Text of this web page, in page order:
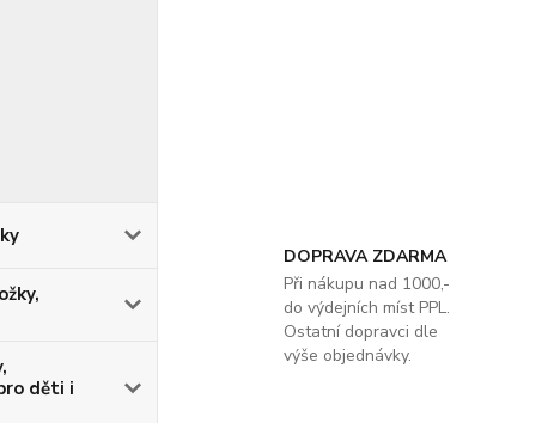
děti i
DOPRAVA ZDARMA
Při nákupu nad 1000,-
do výdejních míst PPL.
Ostatní dopravci dle
výše objednávky.